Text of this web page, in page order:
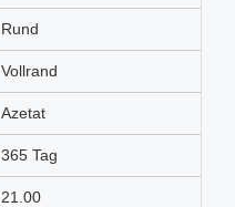
Rund
Vollrand
Azetat
365 Tag
21.00